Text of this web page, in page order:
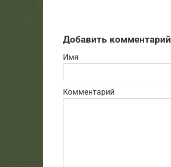
Добавить комментарий
Имя
Комментарий